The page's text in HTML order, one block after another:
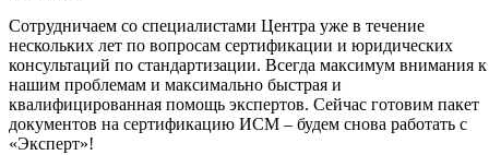
Сотрудничаем со специалистами Центра уже в течение
нескольких лет по вопросам сертификации и юридических
консультаций по стандартизации. Всегда максимум внимания к
нашим проблемам и максимально быстрая и
квалифицированная помощь экспертов. Сейчас готовим пакет
документов на сертификацию ИСМ – будем снова работать с
«Эксперт»!